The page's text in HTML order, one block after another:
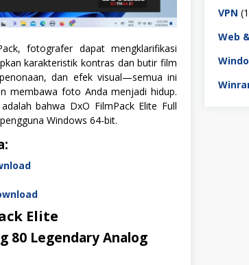
fotografer dapat mengklarifikasi
karakteristik kontras dan butir film
dan efek visual—semua ini
membawa foto Anda menjadi hidup.
bahwa DxO FilmPack Elite Full
Windows 64-bit.
Elite
80 Legendary Analog
VPN
Web